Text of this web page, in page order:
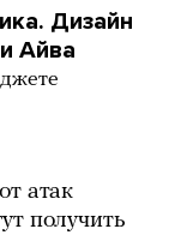
Дизайн
Айва
атак
получить